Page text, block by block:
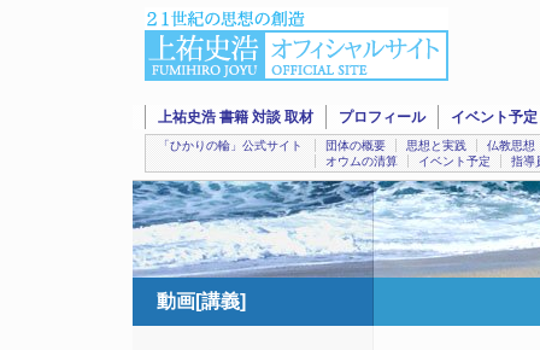
上祐史浩 書籍 対談 取材 プロフィール イベント予定
「ひかりの輪」公式サイト 団体の概要 思想と実践
仏教思想
オウムの清算
イベント予定 指導
動画[講義]